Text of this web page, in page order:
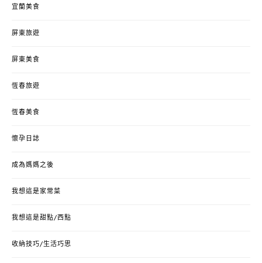
宜蘭美食
屏東旅遊
屏東美食
恆春旅遊
恆春美食
懷孕日誌
成為媽媽之後
我想這是家常菜
我想這是甜點/西點
收納技巧/生活巧思